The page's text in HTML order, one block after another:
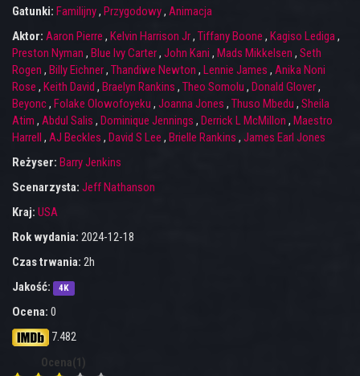
Gatunki: Familijny, Przygodowy, Animacja
Aktor: Aaron Pierre , Kelvin Harrison Jr, Tiffany Boone , Kagiso Lediga,
Preston Nyman , Blue Ivy Carter, John Kani , Mads Mikkelsen , Seth
Rogen , Billy Eichner, Thandiwe Newton , Lennie James , Anika Noni
Rose , Keith David , Braelyn Rankins , Theo Somolu , Donald Glover,
Beyonc, Folake Olowofoyeku , Joanna Jones , Thuso Mbedu , Sheila
Atim , Abdul Salis , Dominique Jennings , Derrick L McMillon , Maestro
Harrell , AJ Beckles , David S Lee , Brielle Rankins , James Earl Jones
Reżyser: Barry Jenkins
Scenarzysta: Jeff Nathanson
Kraj: USA
Rok wydania: 2024-12-18
Czas trwania: 2h
Jakość:
4K
Ocena: 0
7.482
Ocena(1)